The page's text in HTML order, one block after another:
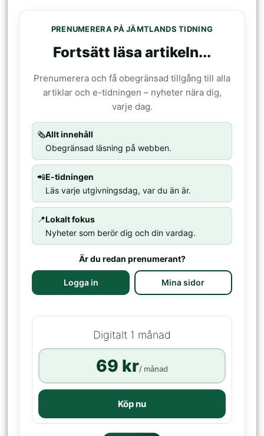
PRENUMERERA PÅ JÄMTLANDS TIDNING
Fortsätt läsa artikeln...
Prenumerera och få obegränsad tillgång till alla
artiklar och e-tidningen – nyheter nära dig,
varje dag.
🗞️Allt innehåll
Obegränsad läsning på webben.
📲E-tidningen
Läs varje utgivningsdag, var du än är.
📍Lokalt fokus
Nyheter som berör dig och din vardag.
Är du redan prenumerant?
Logga in Mina sidor
Digitalt 1 månad
69 kr/ månad
Köp nu